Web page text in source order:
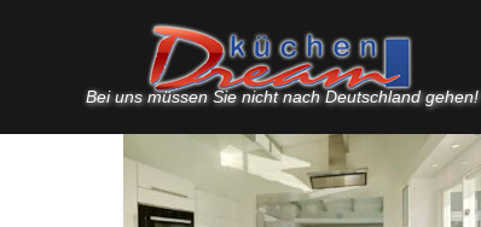
Bei uns müssen Sie nicht nach Deutschland gehen!